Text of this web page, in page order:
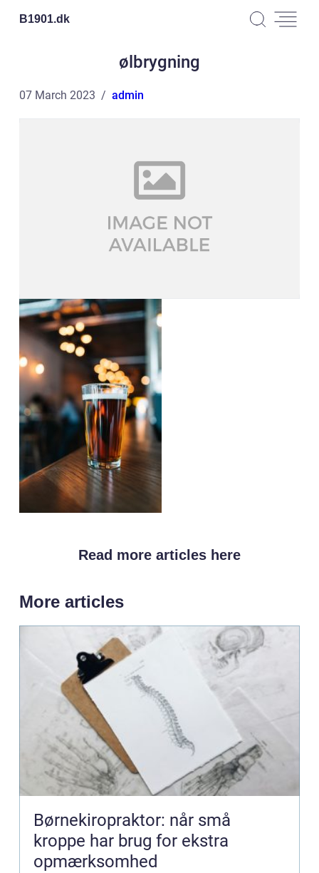
B1901.dk
ølbrygning
07 March 2023 admin
Read more articles here
More articles
Børnekiropraktor: når små
kroppe har brug for ekstra
opmærksomhed